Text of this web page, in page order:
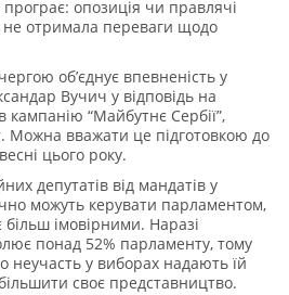
опозиція чи правлячі
отримала переваги щодо
об’єднує впевненість у
Вучич у відповідь на
кампанію “Майбутнє Сербії”,
Можна вважати це підготовкою до
цього року.
депутатів від мандатів у
можуть керувати парламентом,
імовірними. Наразі
понад 52% парламенту, тому
неучасть у виборах надають їй
своє представництво.